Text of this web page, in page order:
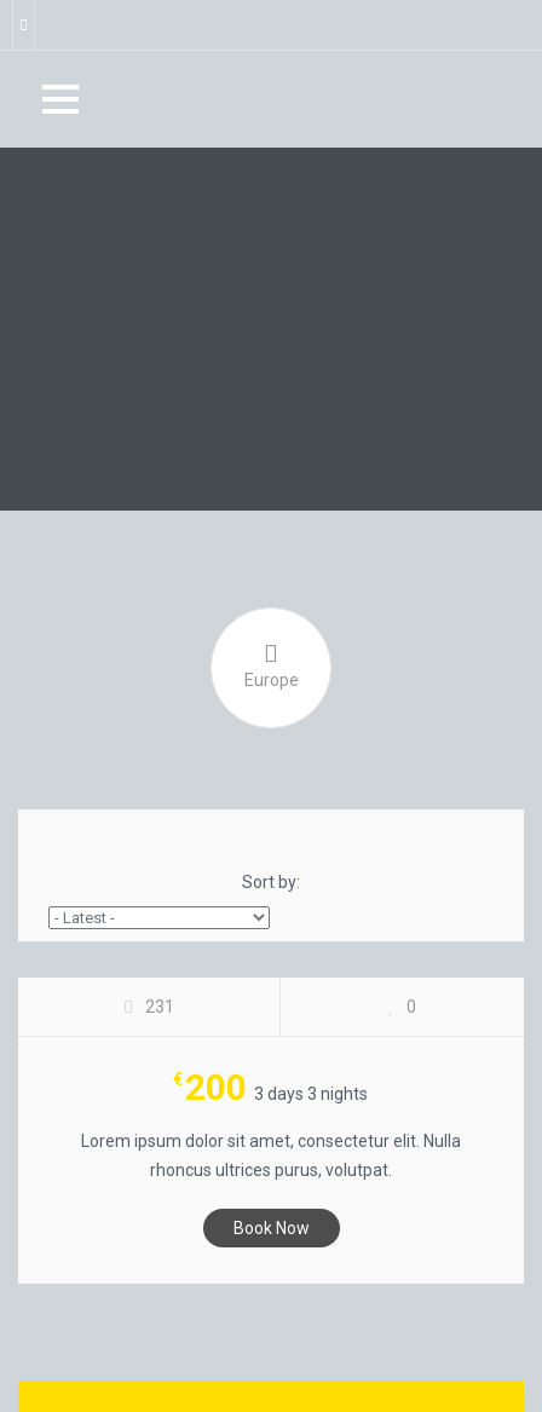
Europe
Sort by:
SHANGHAI CITY
231 0
€ 200 3 days 3 nights
Lorem ipsum dolor sit amet, consectetur elit. Nulla
rhoncus ultrices purus, volutpat.
Book Now